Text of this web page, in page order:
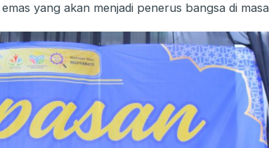
yang akan menjadi penerus bangsa di